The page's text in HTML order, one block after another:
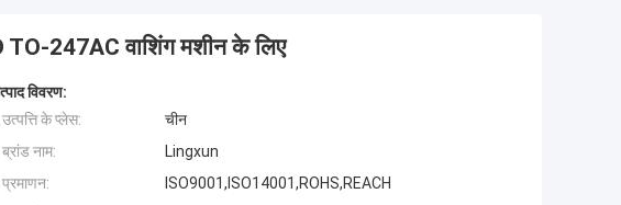
TO-247AC वाशिंग मशीन के लिए
विवरण:
उत्पत्ति के प्लेस:
चीन
ब्रांड नाम:
Lingxun
प्रमाणन:
ISO9001,ISO14001,ROHS,REACH